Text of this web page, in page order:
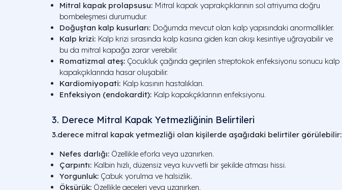
Mitral kapak prolapsusu: Mitral kapak yaprakçıklarının sol atriyuma doğru
bombeleşmesi durumudur.
Doğuştan kalp kusurları: Doğumda mevcut olan kalp yapısındaki anormallikler.
Kalp krizi: Kalp krizi sırasında kalp kasına giden kan akışı kesintiye uğrayabilir ve
bu da mitral kapağa zarar verebilir.
Romatizmal ateş: Çocukluk çağında geçirilen streptokok enfeksiyonu sonucu kalp
kapakçıklarında hasar oluşabilir.
Kardiomiyopati: Kalp kasının hastalıkları.
Enfeksiyon (endokardit): Kalp kapakçıklarının enfeksiyonu.
3. Derece Mitral Kapak Yetmezliğinin Belirtileri
3.derece mitral kapak yetmezliği olan kişilerde aşağıdaki belirtiler görülebilir:
Nefes darlığı: Özellikle eforla veya uzanırken.
Çarpıntı: Kalbin hızlı, düzensiz veya kuvvetli bir şekilde atması hissi.
Yorgunluk: Çabuk yorulma ve halsizlik.
Öksürük: Özellikle geceleri veya uzanırken.